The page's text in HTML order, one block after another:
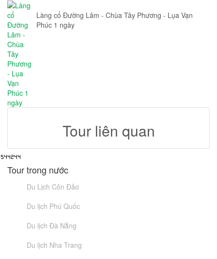
Làng cổ Đường Lâm - Chùa Tây Phương - Lụa Vạn
Phúc 1 ngày
Tour liên quan
Tour trong nước
Du Lịch Côn Đảo
Du lịch Phú Quốc
Du lịch Đà Nẵng
Du lịch Nha Trang